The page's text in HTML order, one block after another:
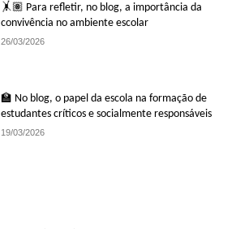
🤸🏽 Para refletir, no blog, a importância da
convivência no ambiente escolar
26/03/2026
🏫 No blog, o papel da escola na formação de
estudantes críticos e socialmente responsáveis
19/03/2026